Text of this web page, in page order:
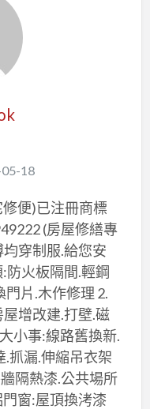
18
便)已注冊商標
(房屋修繕專
穿制服.給您安
防火板隔間.輕鋼
片.木作修理 2.
增改建.打壁.磁
小事:線路舊換新.
.抓漏.伸縮吊衣架
隔熱漆.公共場所
窗:屋頂換洘漆